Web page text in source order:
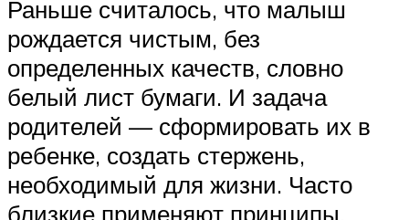
Раньше считалось, что малыш
рождается чистым, без
определенных качеств, словно
белый лист бумаги. И задача
родителей — сформировать их в
ребенке, создать стержень,
необходимый для жизни. Часто
близкие применяют принципы,